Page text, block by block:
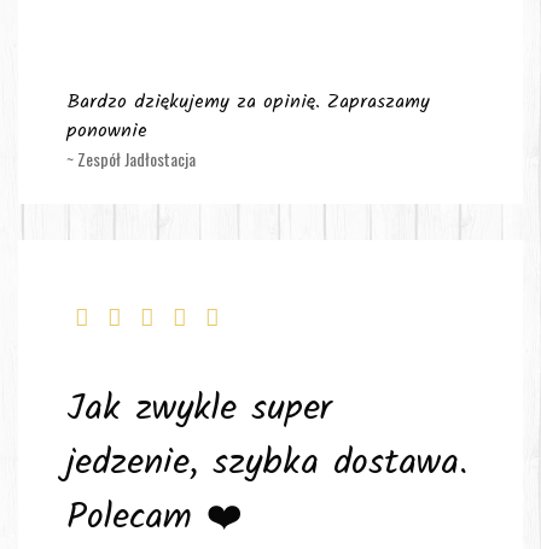
Bardzo dziękujemy za opinię. Zapraszamy
ponownie
~ Zespół Jadłostacja
Jak zwykle super
jedzenie, szybka dostawa.
Polecam ❤️